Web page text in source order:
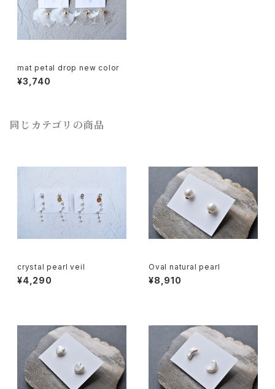
mat petal drop new color
¥3,740
同じカテゴリの商品
crystal pearl veil
¥4,290
Oval natural pearl
¥8,910